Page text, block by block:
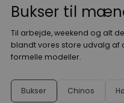
Bukser til
Til arbejde, weekend og alt
blandt vores store udvalg af
formelle modeller.
Bukser Chinos